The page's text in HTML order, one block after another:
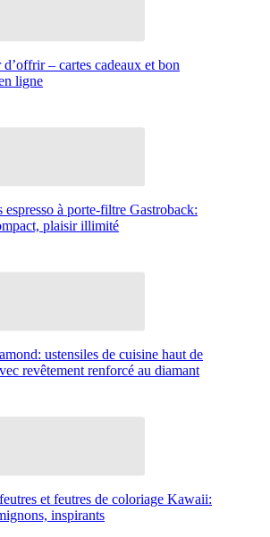
– cartes cadeaux et bon
ligne
espresso à porte-filtre Gastroback:
plaisir illimité
ustensiles de cuisine haut de
revêtement renforcé au diamant
et feutres de coloriage Kawaii:
inspirants